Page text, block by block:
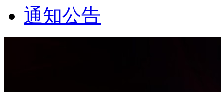
通知公告